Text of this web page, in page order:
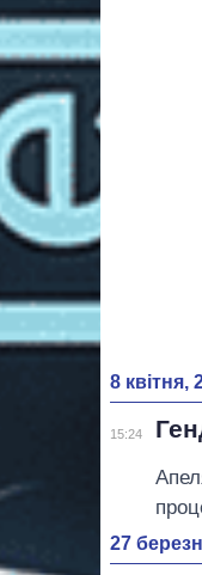
8 квітня,
15:24
27